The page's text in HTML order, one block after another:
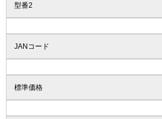
型番2
JANコード
標準価格